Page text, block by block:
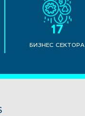
17
БИЗНЕС СЕКТОРА